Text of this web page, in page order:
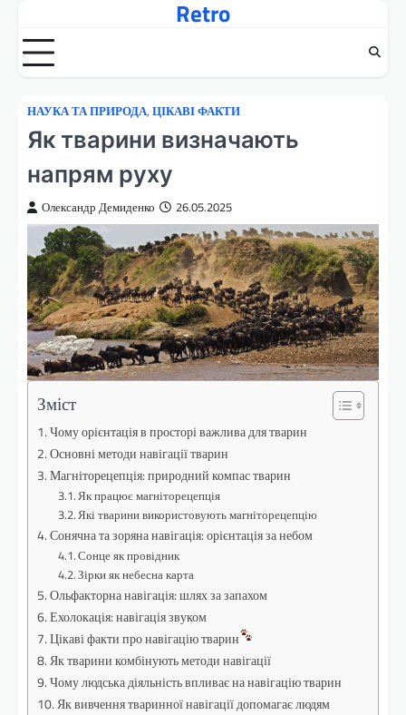
вмісту
Retro
НАУКА ТА ПРИРОДА, ЦІКАВІ ФАКТИ
Як тварини визначають
напрям руху
Олександр Демиденко 26.05.2025
Зміст
Чому орієнтація в просторі важлива для тварин
Основні методи навігації тварин
Магніторецепція: природний компас тварин
Як працює магніторецепція
Які тварини використовують магніторецепцію
Сонячна та зоряна навігація: орієнтація за небом
Сонце як провідник
Зірки як небесна карта
Ольфакторна навігація: шлях за запахом
Ехолокація: навігація звуком
Цікаві факти про навігацію тварин
Як тварини комбінують методи навігації
Чому людська діяльність впливає на навігацію тварин
Як вивчення тваринної навігації допомагає людям